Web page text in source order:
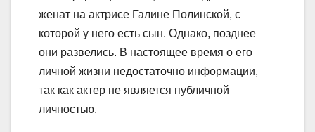
женат на актрисе Галине Полинской, с
которой у него есть сын. Однако, позднее
они развелись. В настоящее время о его
личной жизни недостаточно информации,
так как актер не является публичной
личностью.